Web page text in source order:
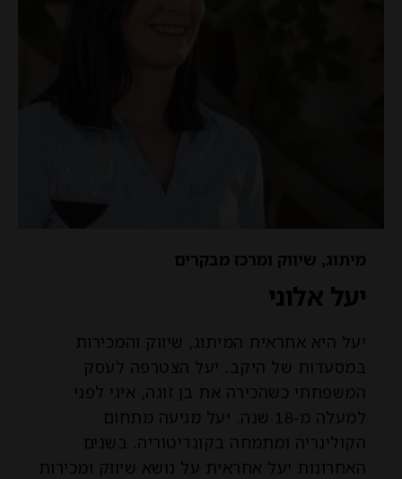
מיתוג, שיווק ומרכז מבקרים
יעל אלוני
יעל היא אחראית המיתוג, שיווק והמכירות
במסעדות של היקב. יעל הצטרפה לעסק
המשפחתי כשהכירה את בן זוגה, איגי לפני
למעלה מ-18 שנה. יעל מגיעה מתחום
הקולינריה ומתמחה בקונדיטוריה. בשנים
האחרונות יעל אחראית על נושא שיווק ומכירות